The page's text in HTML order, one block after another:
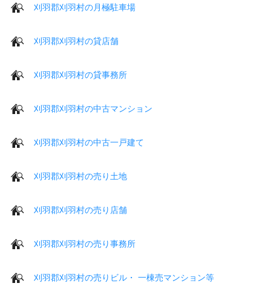
刈羽郡刈羽村の月極駐車場
刈羽郡刈羽村の貸店舗
刈羽郡刈羽村の貸事務所
刈羽郡刈羽村の中古マンション
刈羽郡刈羽村の中古一戸建て
刈羽郡刈羽村の売り土地
刈羽郡刈羽村の売り店舗
刈羽郡刈羽村の売り事務所
刈羽郡刈羽村の売りビル・ 一棟売マンション等